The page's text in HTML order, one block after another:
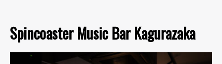
Spincoaster Music Bar Kagurazaka